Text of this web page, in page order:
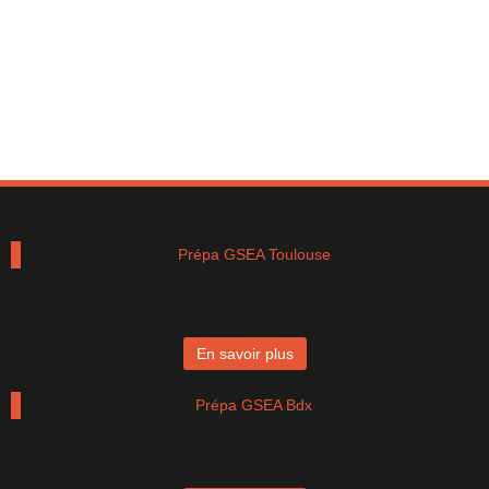
Prépa GSEA Toulouse
En savoir plus
Prépa GSEA Bdx